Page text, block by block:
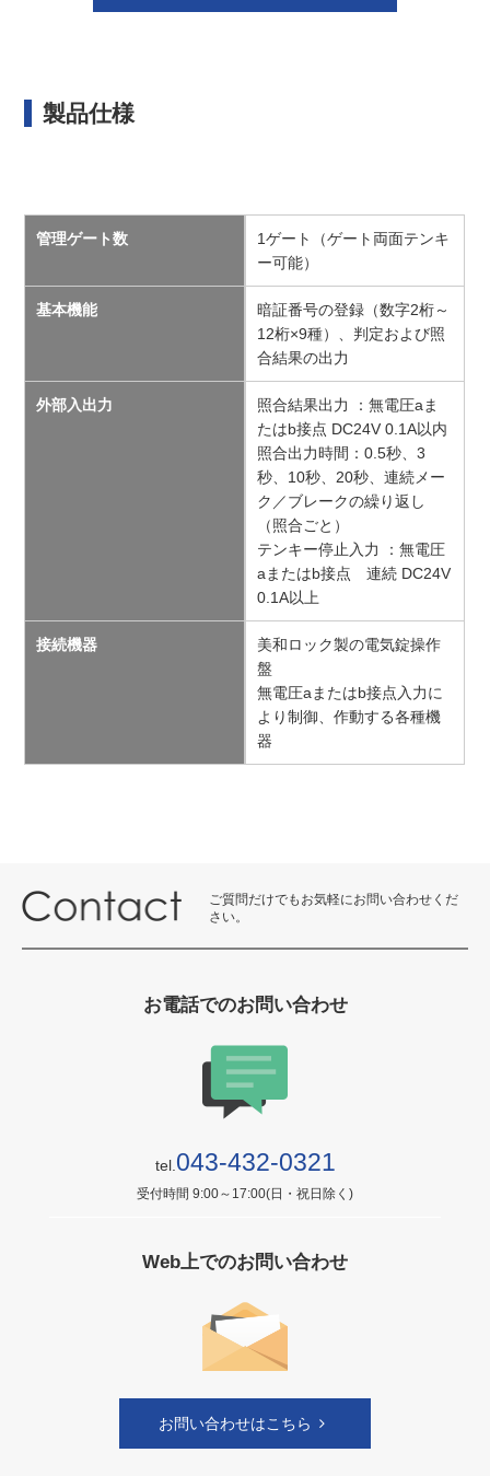
製品仕様
管理ゲート数
1ゲート（ゲート両面テンキ
ー可能）
基本機能
暗証番号の登録（数字2桁～
12桁×9種）、判定および照
合結果の出力
外部入出力
照合結果出力 ：無電圧aま
たはb接点 DC24V 0.1A以内
照合出力時間：0.5秒、3
秒、10秒、20秒、連続メー
ク／ブレークの繰り返し
（照合ごと）
テンキー停止入力 ：無電圧
aまたはb接点 連続 DC24V
0.1A以上
接続機器
美和ロック製の電気錠操作
盤
無電圧aまたはb接点入力に
より制御、作動する各種機
器
ご質問だけでもお気軽にお問い合わせくだ
さい。
お電話でのお問い合わせ
tel.043-432-0321
受付時間 9:00～17:00(日・祝日除く)
Web上でのお問い合わせ
お問い合わせはこちら